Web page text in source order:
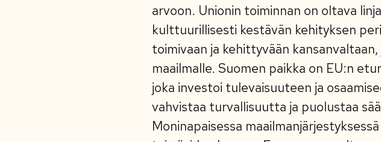
arvoon. Unionin toiminnan on oltava
kulttuurillisesti kestävän kehityksen
toimivaan ja kehittyvään
maailmalle. Suomen paikka on EU:n
joka investoi tulevaisuuteen ja
vahvistaa turvallisuutta ja puolustaa
Moninapaisessa